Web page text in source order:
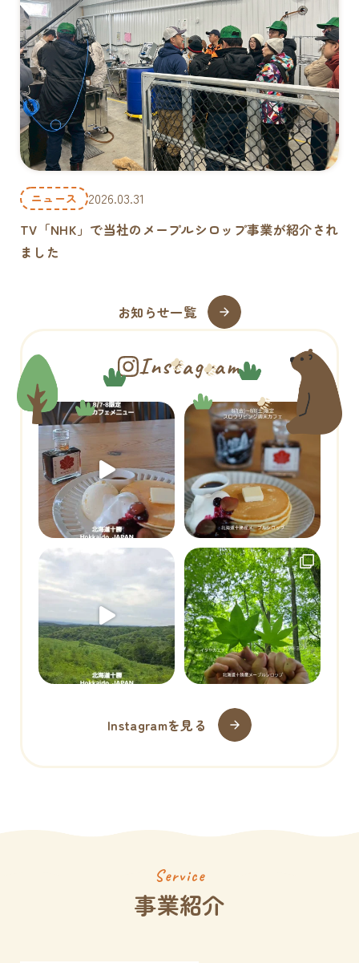
ニュース
2026.03.31
TV「NHK」で当社のメープルシロップ事業が紹介され
ました
お知らせ一覧
Instagram
Instagramを見る
Service
事業紹介